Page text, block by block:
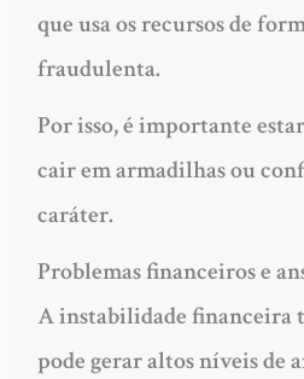
que usa os recursos de
fraudulenta.
Por isso, é importante
cair em armadilhas ou
caráter.
Problemas financeiros e
A instabilidade financeira
pode gerar altos níveis de